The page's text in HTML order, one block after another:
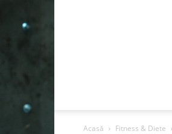
Acasă Fitness & Diete